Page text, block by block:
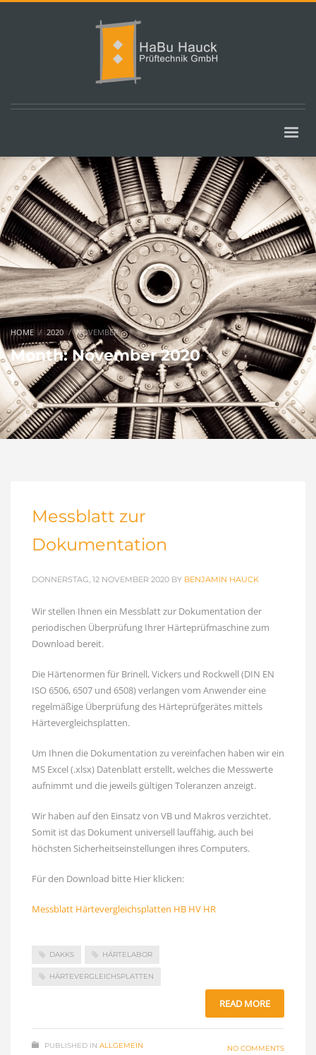
HOME 2020 NOVEMBER
Month: November 2020
Messblatt zur
Dokumentation
DONNERSTAG, 12 NOVEMBER 2020 BY BENJAMIN HAUCK
Wir stellen Ihnen ein Messblatt zur Dokumentation der
periodischen Überprüfung Ihrer Härteprüfmaschine zum
Download bereit.
Die Härtenormen für Brinell, Vickers und Rockwell (DIN EN
ISO 6506, 6507 und 6508) verlangen vom Anwender eine
regelmäßige Überprüfung des Härteprüfgerätes mittels
Härtevergleichsplatten.
Um Ihnen die Dokumentation zu vereinfachen haben wir ein
MS Excel (.xlsx) Datenblatt erstellt, welches die Messwerte
aufnimmt und die jeweils gültigen Toleranzen anzeigt.
Wir haben auf den Einsatz von VB und Makros verzichtet.
Somit ist das Dokument universell lauffähig, auch bei
höchsten Sicherheitseinstellungen ihres Computers.
Für den Download bitte Hier klicken:
Messblatt Härtevergleichsplatten HB HV HR
DAKKS HÄRTELABOR
HÄRTEVERGLEICHSPLATTEN
READ MORE
PUBLISHED IN ALLGEMEIN NO COMMENTS